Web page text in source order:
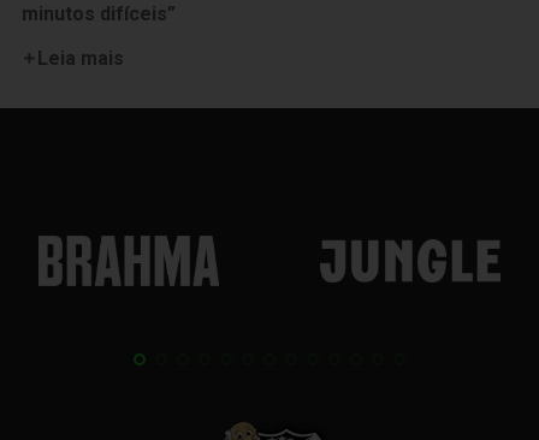
minutos difíceis”
Leia mais